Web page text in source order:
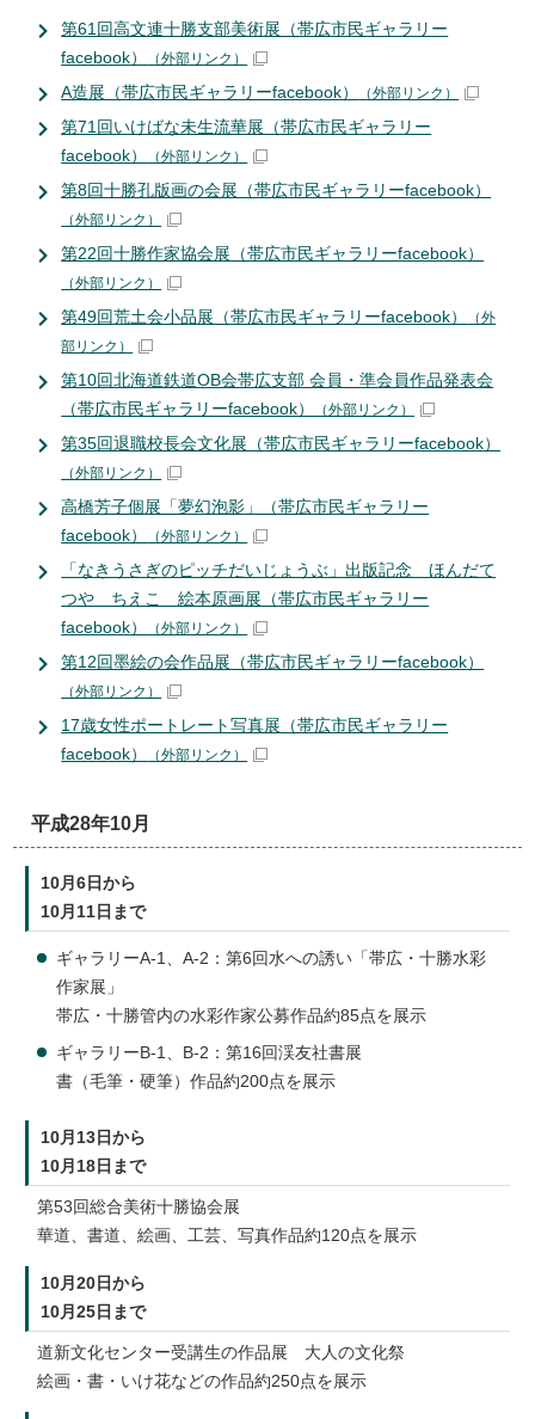
第61回高文連十勝支部美術展（帯広市民ギャラリー
facebook）
（外部リンク）
A造展（帯広市民ギャラリーfacebook） （外部リンク）
第71回いけばな未生流華展（帯広市民ギャラリー
facebook）
（外部リンク）
第8回十勝孔版画の会展（帯広市民ギャラリーfacebook）
（外部リンク）
第22回十勝作家協会展（帯広市民ギャラリーfacebook）
（外部リンク）
第49回荒土会小品展（帯広市民ギャラリーfacebook）
（外
部リンク）
第10回北海道鉄道OB会帯広支部 会員・準会員作品発表会
（帯広市民ギャラリーfacebook）
（外部リンク）
第35回退職校長会文化展（帯広市民ギャラリーfacebook）
（外部リンク）
高橋芳子個展「夢幻泡影」（帯広市民ギャラリー
facebook）
（外部リンク）
「なきうさぎのピッチだいじょうぶ」出版記念 ほんだて
つや ちえこ 絵本原画展（帯広市民ギャラリー
facebook）
（外部リンク）
第12回墨絵の会作品展（帯広市民ギャラリーfacebook）
（外部リンク）
17歳女性ポートレート写真展（帯広市民ギャラリー
facebook）
（外部リンク）
平成28年10月
10月6日から
10月11日まで
ギャラリーA-1、A-2：第6回水への誘い「帯広・十勝水彩
作家展」
帯広・十勝管内の水彩作家公募作品約85点を展示
ギャラリーB-1、B-2：第16回渓友社書展
書（毛筆・硬筆）作品約200点を展示
10月13日から
10月18日まで
第53回総合美術十勝協会展
華道、書道、絵画、工芸、写真作品約120点を展示
10月20日から
10月25日まで
道新文化センター受講生の作品展 大人の文化祭
絵画・書・いけ花などの作品約250点を展示